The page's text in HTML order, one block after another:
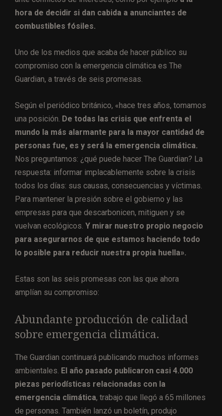
hora de decidir si dan cabida a anunciantes de
combustibles fósiles.
Uno de los medios que acaba de hacer público su
compromiso con la emergencia climática es The
Guardian, a través de seis promesas.
Según el periódico británico, «hace tres años, tomamos
una posición. De todas las crisis que enfrenta el
mundo la más alarmante para la mayor cantidad de
personas fue, es y será la emergencia climática.
Nos preguntamos: ¿qué puede hacer The Guardian? La
respuesta: informar implacablemente sobre la crisis
todos los días: sus causas, consecuencias y víctimas.
Para mantener la presión sobre el gobierno y las
empresas para que descarbonicen, mitiguen y se
vuelvan ecológicos. Y mirar nuestro propio negocio
para asegurarnos de que estamos haciendo todo
lo posible para reducir nuestra propia huella».
Estas son las seis promesas con las que ahora
amplían su compromiso:
Abundante producción de calidad
sobre emergencia climática.
The Guardian continuará publicando muchos informes
ambientales. El año pasado publicaron casi 4.000
piezas periodísticas relacionadas con la
emergencia climática, trabajo que llegó a 65 millones
de personas. También lanzó un boletín, produjo